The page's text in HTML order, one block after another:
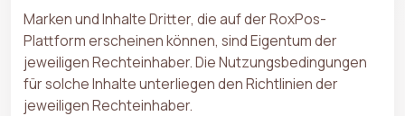
Marken und Inhalte Dritter, die auf der RoxPos-
Plattform erscheinen können, sind Eigentum der
jeweiligen Rechteinhaber. Die Nutzungsbedingungen
für solche Inhalte unterliegen den Richtlinien der
jeweiligen Rechteinhaber.